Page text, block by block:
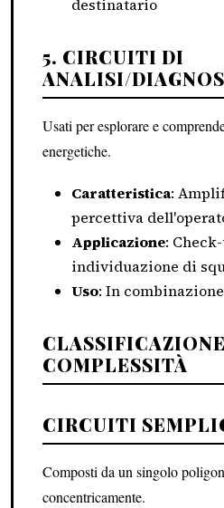
destinatario
5. CIRCUITI DI
ANALISI/
Usati per esplorare e
energetiche.
Caratteristica:
percettiva
Applicazione:
individuazione di
Uso: In
COMPLESSITÀ
CIRCUITI
Composti da un singolo
concentricamente.